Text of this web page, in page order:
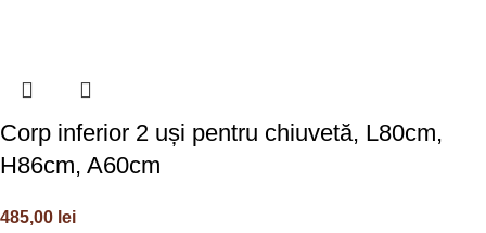
Corp inferior 2 uși pentru chiuvetă, L80cm,
H86cm, A60cm
485,00 lei